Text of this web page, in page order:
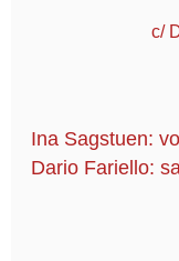
c/
Ina Sagstuen:
Dario Fariello: